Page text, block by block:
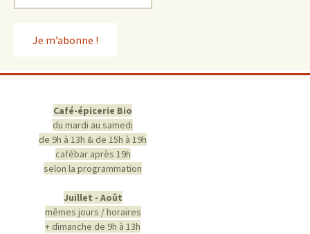
Café-épicerie Bio
du mardi au samedi
de 9h à 13h & de 15h à 19h
cafébar après 19h
selon la programmation
Juillet - Août
mêmes jours / horaires
+ dimanche de 9h à 13h